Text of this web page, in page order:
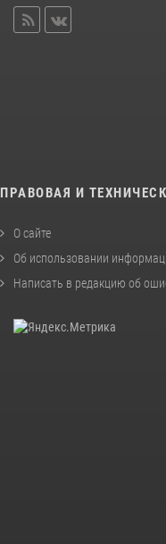
ПРАВОВАЯ И
О сайте
Об использовании
Написать в редакцию об